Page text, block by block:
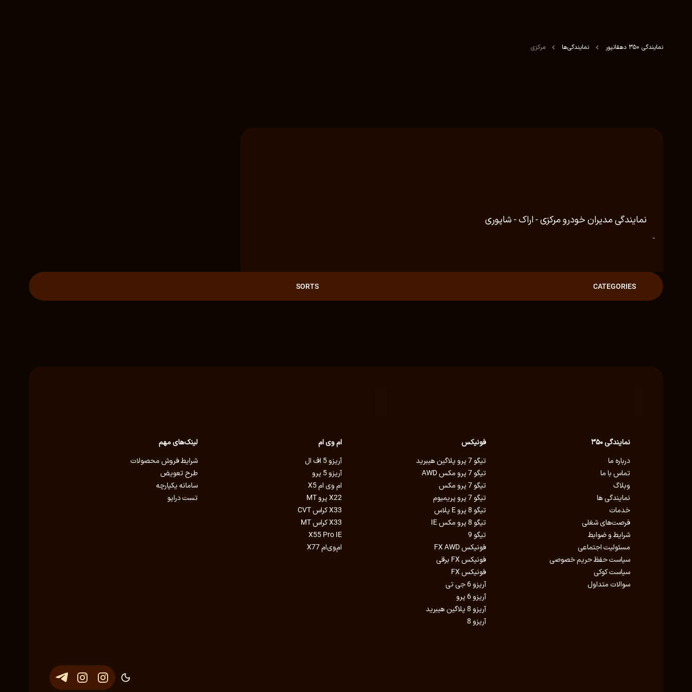
نمایندگی 350 دهقانپور نمایندگی‌ها مرکزی
نمایندگی مدیران خودرو مرکزی - اراک - شاپوری
-
CATEGORIES
SORTS
نمایندگی ۳۵۰
درباره ما
تماس با ما
وبلاگ
نمایندگی ها
خدمات
فرصت‌های شغلی
شرایط و ضوابط
مسئولیت اجتماعی
سیاست حفظ حریم خصوصی
سیاست کوکی
سوالات متداول
فونیکس
تیگو 7 پرو پلاگین هیبرید
تیگو 7 پرو مکس AWD
تیگو 7 پرو مکس
تیگو 7 پرو پریمیوم
تیگو 8 پرو E پلاس
تیگو 8 پرو مکس IE
تیگو 9
فونیکس FX AWD
فونیکس FX برقی
فونیکس FX
آریزو 6 جی تی
آریزو 6 پرو
آریزو 8 پلاگین هیبرید
آریزو 8
ام وی ام
آریزو 5 اف ال
آریزو 5 پرو
ام وی ام X5
X22 پرو MT
X33 کراس CVT
X33 کراس MT
X55 Pro IE
ام‌وی‌ام X77
لینک‌های مهم
شرایط فروش محصولات
طرح تعویض
سامانه یکپارچه
تست درایو